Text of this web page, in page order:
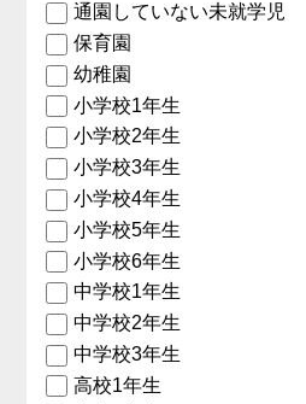
通園していない未就学児
保育園
幼稚園
小学校1年生
小学校2年生
小学校3年生
小学校4年生
小学校5年生
小学校6年生
中学校1年生
中学校2年生
中学校3年生
高校1年生